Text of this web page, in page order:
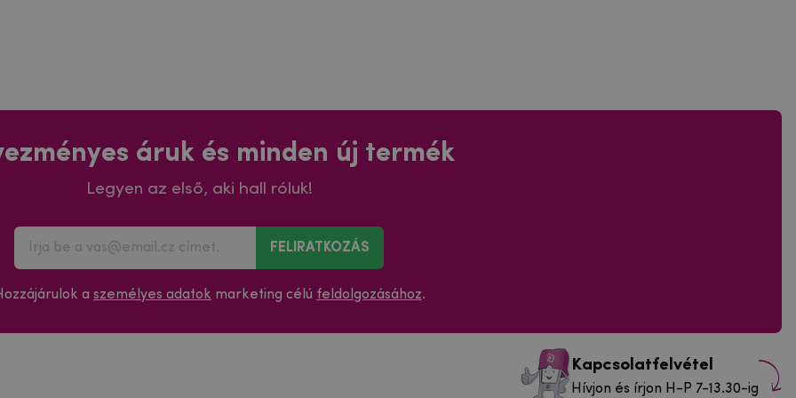
áruk és minden új termék
Legyen az első, aki hall róluk!
FELIRATKOZÁS
a személyes adatok marketing célú feldolgozásához.
Kapcsolatfelvétel
Hívjon és írjon H-P 7-13.30-ig